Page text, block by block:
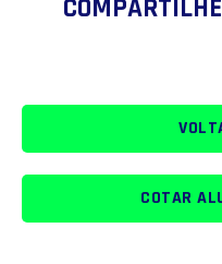
COTAR